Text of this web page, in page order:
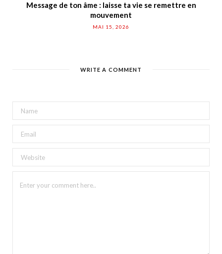
Message de ton âme : laisse ta vie se remettre en
mouvement
MAI 15, 2026
WRITE A COMMENT